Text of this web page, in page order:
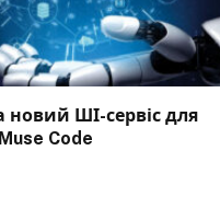
новий ШІ-сервіс для
Code